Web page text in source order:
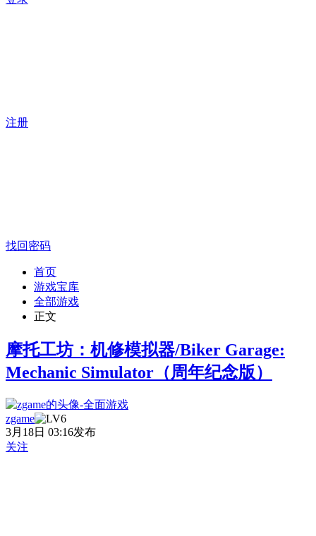
注册
找回密码
首页
游戏宝库
全部游戏
正文
摩托工坊：机修模拟器/Biker Garage:
Mechanic Simulator（周年纪念版）
zgame
3月18日 03:16发布
关注